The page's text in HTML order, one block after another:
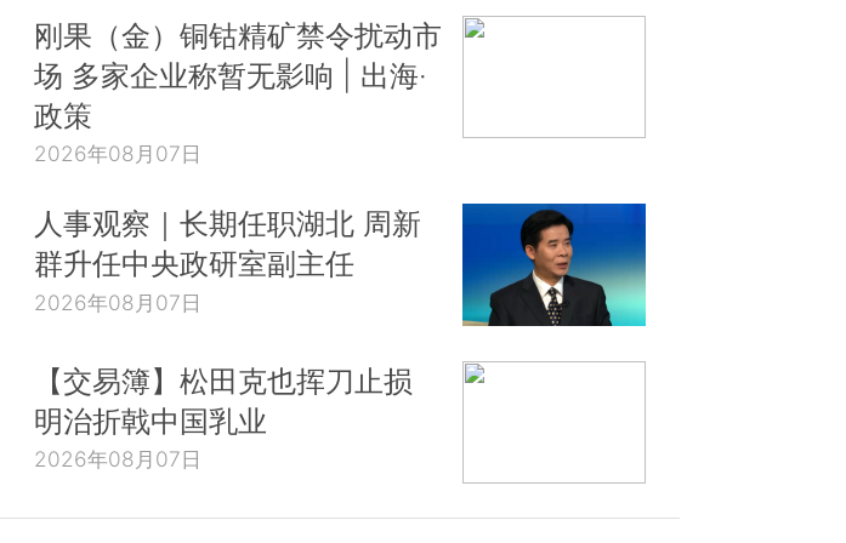
刚果（金）铜钴精矿禁令扰动市
场 多家企业称暂无影响 | 出海·
政策
2026年08月07日
人事观察｜长期任职湖北 周新
群升任中央政研室副主任
2026年08月07日
【交易簿】松田克也挥刀止损
明治折戟中国乳业
2026年08月07日